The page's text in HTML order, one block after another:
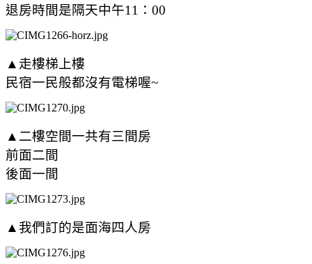
退房時間是隔天中午11：00
▲走樓梯上樓
民宿一民般都沒有電梯喔~
▲二樓空間一共有三間房
前面二間
後面一間
▲我們訂的是面海四人房